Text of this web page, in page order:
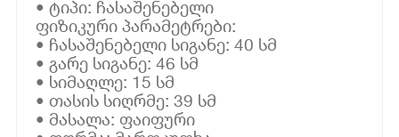
• ტიპი: ჩასაშენებელი
ფიზიკური პარამეტრები:
• ჩასაშენებელი სიგანე: 40 სმ
• გარე სიგანე: 46 სმ
• სიმაღლე: 15 სმ
• თასის სიღრმე: 39 სმ
• მასალა: ფაიფური